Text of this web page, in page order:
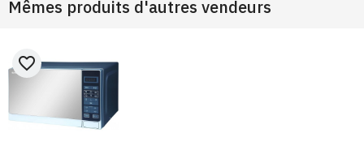
Mêmes produits d'autres vendeurs
favorite_border